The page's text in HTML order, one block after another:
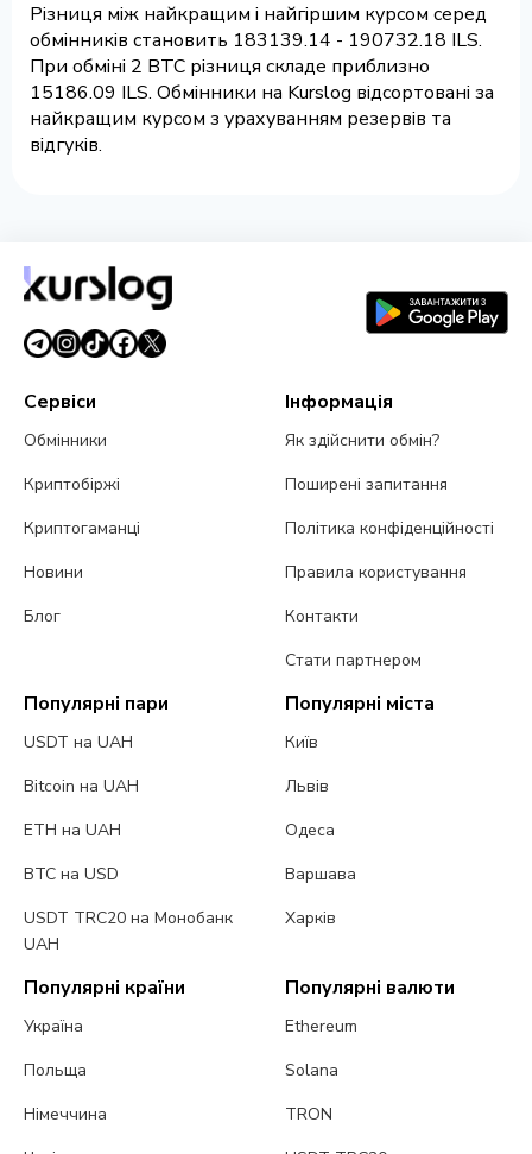
Різниця між найкращим і найгіршим курсом серед
обмінників становить 183139.14 - 190732.18 ILS.
При обміні 2 BTC різниця складе приблизно
15186.09 ILS. Обмінники на Kurslog відсортовані за
найкращим курсом з урахуванням резервів та
відгуків.
Сервіси
Обмінники
Криптобіржі
Криптогаманці
Новини
Блог
Інформація
Як здійснити обмін?
Поширені запитання
Політика конфіденційності
Правила користування
Контакти
Стати партнером
Популярні пари
USDT на UAH
Bitcoin на UAH
ETH на UAH
BTC на USD
USDT TRC20 на Монобанк
UAH
Популярні міста
Київ
Львів
Одеса
Варшава
Харків
Популярні країни
Україна
Польща
Німеччина
Популярні валюти
Ethereum
Solana
TRON